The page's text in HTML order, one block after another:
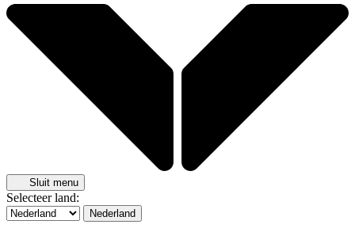
Sluit menu
Selecteer land:
Nederland